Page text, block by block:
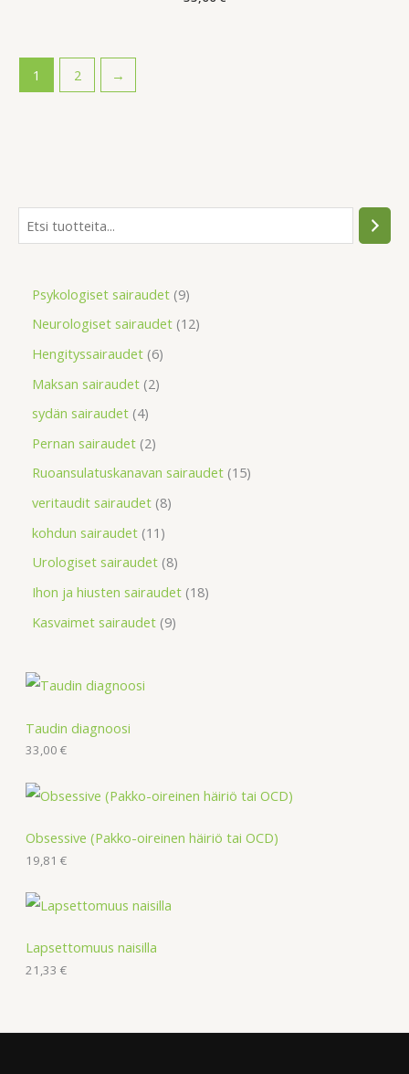
Psykologiset sairaudet 9
Neurologiset sairaudet 12
Hengityssairaudet 6
Maksan sairaudet 2
sydän sairaudet 4
Pernan sairaudet 2
Ruoansulatuskanavan sairaudet 15
veritaudit sairaudet 8
kohdun sairaudet 11
Urologiset sairaudet 8
Ihon ja hiusten sairaudet 18
Kasvaimet sairaudet 9
Taudin diagnoosi
33,00 €
Obsessive (Pakko-oireinen häiriö tai OCD)
19,81 €
Lapsettomuus naisilla
21,33 €
1 2 →